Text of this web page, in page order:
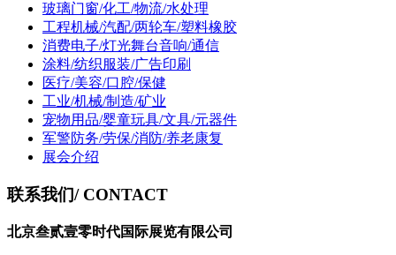
玻璃门窗/化工/物流/水处理
工程机械/汽配/两轮车/塑料橡胶
消费电子/灯光舞台音响/通信
涂料/纺织服装/广告印刷
医疗/美容/口腔/保健
工业/机械/制造/矿业
宠物用品/婴童玩具/文具/元器件
军警防务/劳保/消防/养老康复
展会介绍
联系我们/ CONTACT
北京叁贰壹零时代国际展览有限公司